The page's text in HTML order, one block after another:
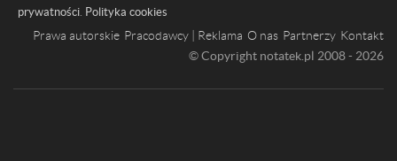
prywatności. Polityka cookies
Prawa autorskie Pracodawcy | Reklama O nas Partnerzy Kontakt
© Copyright notatek.pl 2008 - 2026